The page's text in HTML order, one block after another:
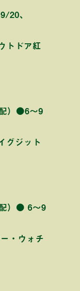
20、
トドア紅
）●6〜9
グジット
）● 6〜9
・ウォチ